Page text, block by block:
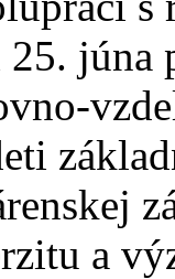
júna
a